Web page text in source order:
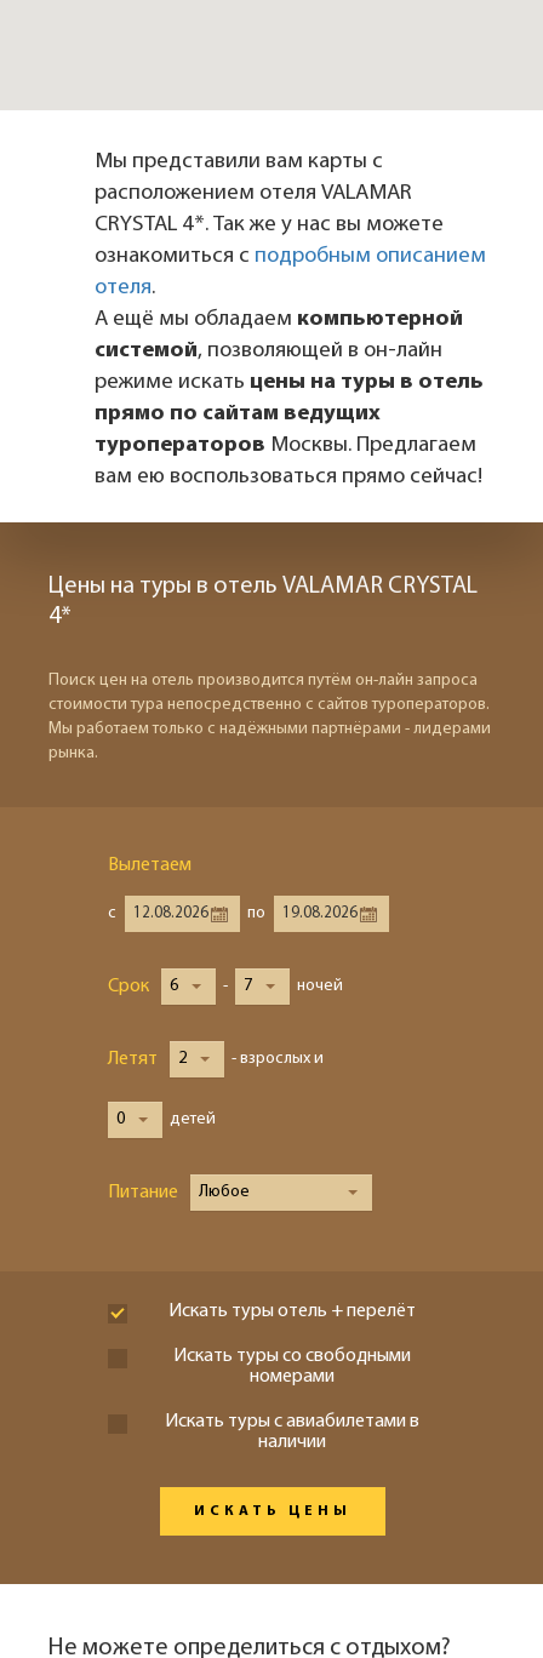
Мы представили вам карты с
расположением отеля VALAMAR
CRYSTAL 4*. Так же у нас вы можете
ознакомиться с подробным описанием
отеля.
А ещё мы обладаем компьютерной
системой, позволяющей в он-лайн
режиме искать цены на туры в отель
прямо по сайтам ведущих
туроператоров Москвы. Предлагаем
вам ею воспользоваться прямо сейчас!
Цены на туры в отель VALAMAR CRYSTAL
4*
Поиск цен на отель производится путём он-лайн запроса
стоимости тура непосредственно с сайтов туроператоров.
Мы работаем только с надёжными партнёрами - лидерами
рынка.
Вылетаем
с по
Срок 6 - 7 ночей
Летят 2 - взрослых и
0 детей
Питание Любое
Искать туры отель + перелёт
Искать туры со свободными
номерами
Искать туры с авиабилетами в
наличии
ИСКАТЬ ЦЕНЫ
Не можете определиться с отдыхом?